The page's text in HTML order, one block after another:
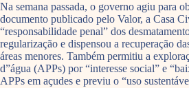
Na semana passada, o governo agiu para
documento publicado pelo Valor, a Casa
“responsabilidade penal” dos
regularização e dispensou a recuperação
áreas menores. Também permitiu a
d”água (APPs) por “interesse social” e
APPs em açudes e previu o “uso